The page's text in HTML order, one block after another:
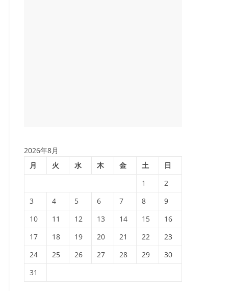
2026年8月
月
火 水 木 金 土
日
1
2
3
4 5 6 7 8
9
10
11 12 13 14 15
16
17
18 19 20 21 22
23
24
25 26 27 28 29
30
31